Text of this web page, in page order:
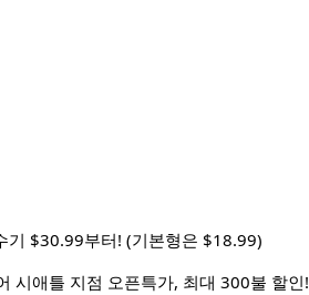
기 $30.99부터! (기본형은 $18.99)
시애틀 지점 오픈특가, 최대 300불 할인!